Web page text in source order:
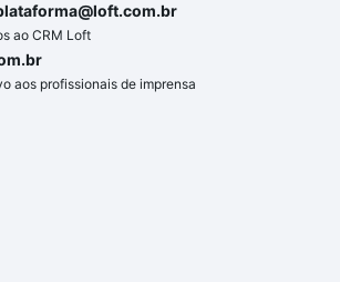
ao CRM Loft
aos profissionais de imprensa